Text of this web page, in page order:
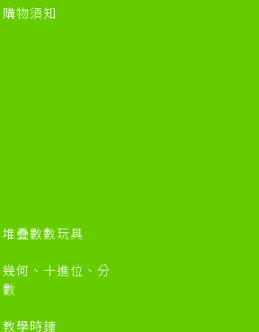
購物須知
堆疊數數玩具
幾何、十進位、分
數
教學時鐘